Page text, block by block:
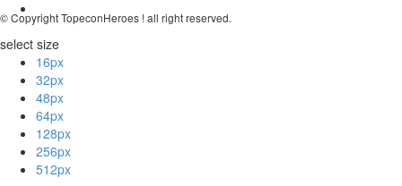
select size
16px
32px
48px
64px
128px
256px
512px
© Copyright TopeconHeroes ! all right reserved.